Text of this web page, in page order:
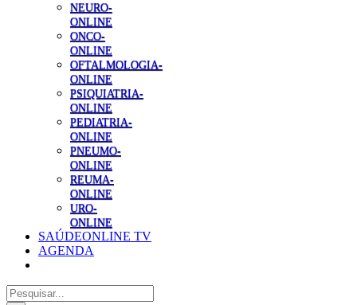
NEURO-
ONLINE
ONCO-
ONLINE
OFTALMOLOGIA-
ONLINE
PSIQUIATRIA-
ONLINE
PEDIATRIA-
ONLINE
PNEUMO-
ONLINE
REUMA-
ONLINE
URO-
ONLINE
SAÚDEONLINE TV
AGENDA
Pesquisar